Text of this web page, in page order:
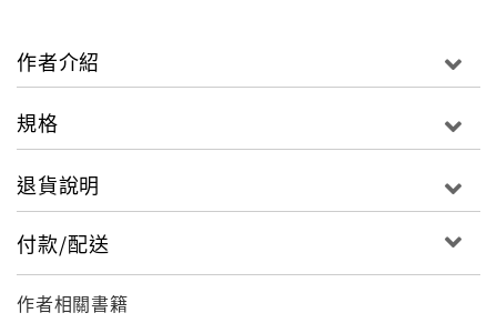
作者介紹
規格
退貨說明
付款/配送
作者相關書籍